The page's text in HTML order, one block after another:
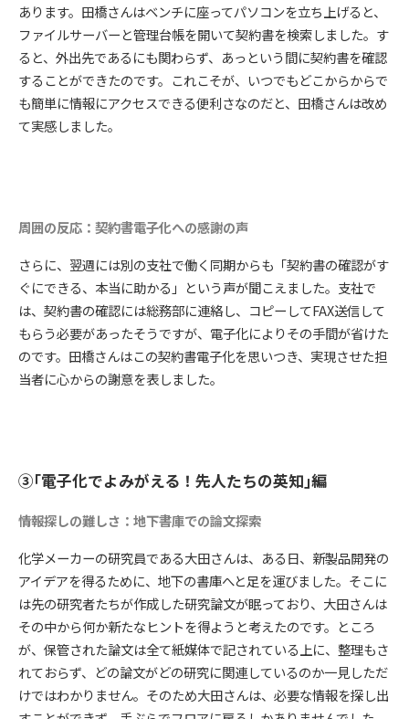
あります。田橋さんはベンチに座ってパソコンを立ち上げると、
ファイルサーバーと管理台帳を開いて契約書を検索しました。す
ると、外出先であるにも関わらず、あっという間に契約書を確認
することができたのです。これこそが、いつでもどこからからで
も簡単に情報にアクセスできる便利さなのだと、田橋さんは改め
て実感しました。
周囲の反応：契約書電子化への感謝の声
さらに、翌週には別の支社で働く同期からも「契約書の確認がす
ぐにできる、本当に助かる」という声が聞こえました。支社で
は、契約書の確認には総務部に連絡し、コピーしてFAX送信して
もらう必要があったそうですが、電子化によりその手間が省けた
のです。田橋さんはこの契約書電子化を思いつき、実現させた担
当者に心からの謝意を表しました。
③｢電子化でよみがえる！先人たちの英知｣編
情報探しの難しさ：地下書庫での論文探索
化学メーカーの研究員である大田さんは、ある日、新製品開発の
アイデアを得るために、地下の書庫へと足を運びました。そこに
は先の研究者たちが作成した研究論文が眠っており、大田さんは
その中から何か新たなヒントを得ようと考えたのです。ところ
が、保管された論文は全て紙媒体で記されている上に、整理もさ
れておらず、どの論文がどの研究に関連しているのか一見しただ
けではわかりません。そのため大田さんは、必要な情報を探し出